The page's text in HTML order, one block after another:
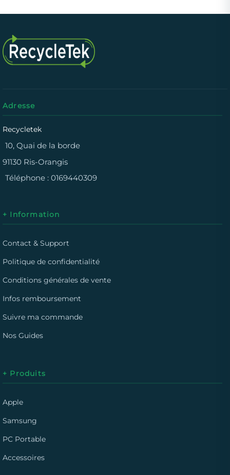
Adresse
Recycletek
10, Quai de la borde
91130 Ris-Orangis
Téléphone : 0169440309
+ Information
Contact & Support
Politique de confidentialité
Conditions générales de vente
Infos remboursement
Suivre ma commande
Nos Guides
+ Produits
Apple
Samsung
PC Portable
Accessoires